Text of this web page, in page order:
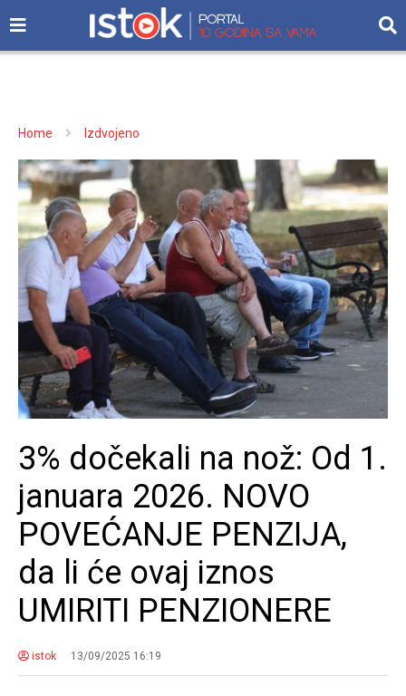
Home Izdvojeno
3% dočekali na nož: Od 1.
januara 2026. NOVO
POVEĆANJE PENZIJA,
da li će ovaj iznos
UMIRITI PENZIONERE
istok 13/09/2025 16:19